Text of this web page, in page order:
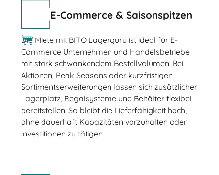
E-Commerce & Saisonspitzen
Die Miete mit BITO Lagerguru ist ideal für E-
Commerce Unternehmen und Handelsbetriebe
mit stark schwankendem Bestellvolumen. Bei
Aktionen, Peak Seasons oder kurzfristigen
Sortimentserweiterungen lassen sich zusätzlicher
Lagerplatz, Regalsysteme und Behälter flexibel
bereitstellen. So bleibt die Lieferfähigkeit hoch,
ohne dauerhaft Kapazitäten vorzuhalten oder
Investitionen zu tätigen.